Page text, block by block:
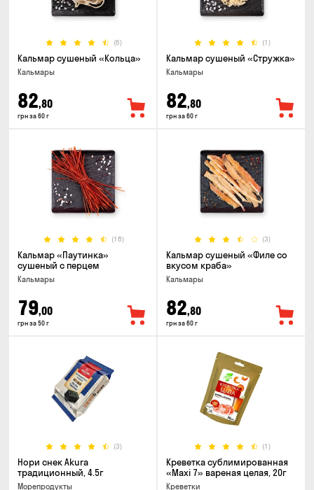
(6)
Кальмар сушеный «Кольца»
Кальмары
82,80
грн за 60 г
(1)
Кальмар сушеный «Стружка»
Кальмары
82,80
грн за 60 г
(18)
Кальмар «Паутинка»
сушеный с перцем
Кальмары
79,00
грн за 50 г
(3)
Кальмар сушеный «Филе со
вкусом краба»
Кальмары
82,80
грн за 60 г
(3)
Нори снек Akura
традиционный, 4.5г
Морепродукты
(1)
Креветка сублимированная
«Maxi 7» вареная целая, 20г
Креветки